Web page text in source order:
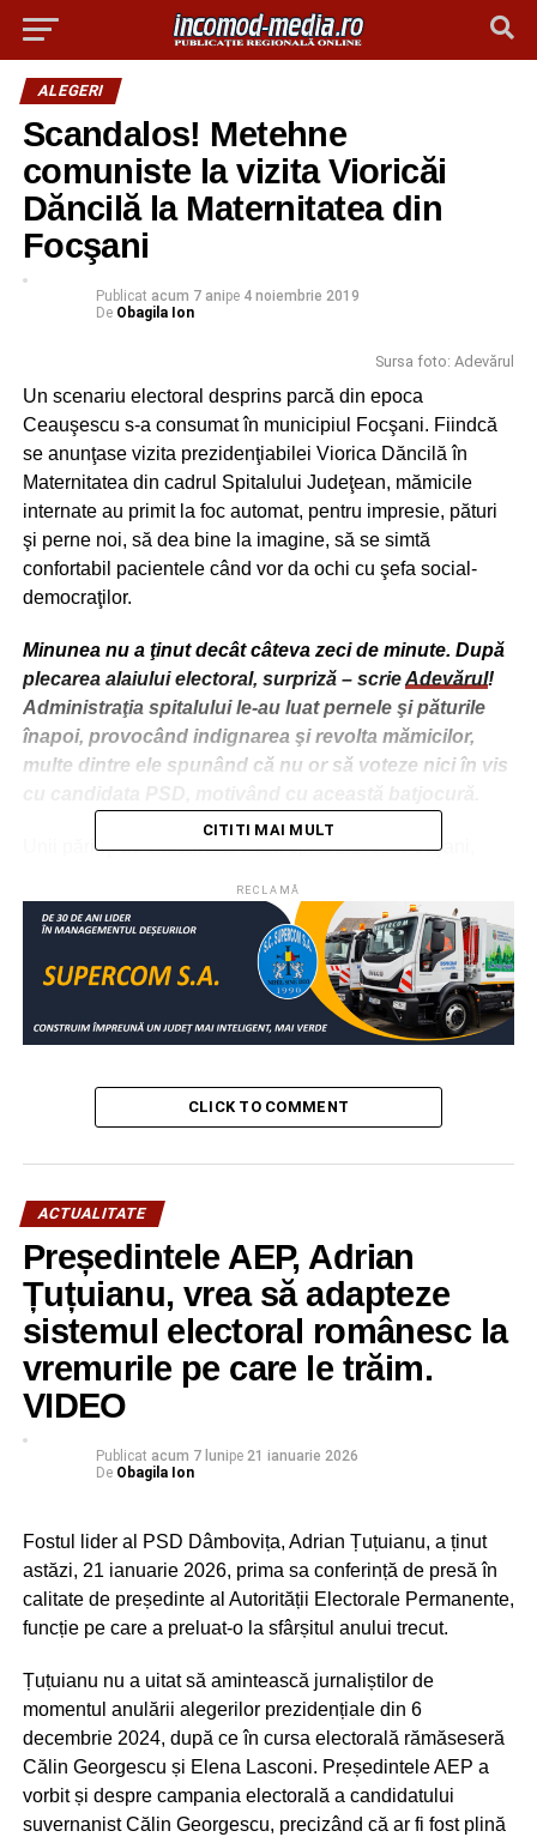
ALEGERI
Scandalos! Metehne
comuniste la vizita Vioricăi
Dăncilă la Maternitatea din
Focşani
Publicat acum 7 anipe 4 noiembrie 2019
De Obagila Ion
Sursa foto: Adevărul
Un scenariu electoral desprins parcă din epoca
Ceauşescu s-a consumat în municipiul Focşani. Fiindcă
se anunţase vizita prezidenţiabilei Viorica Dăncilă în
Maternitatea din cadrul Spitalului Judeţean, mămicile
internate au primit la foc automat, pentru impresie, pături
şi perne noi, să dea bine la imagine, să se simtă
confortabil pacientele când vor da ochi cu şefa social-
democraţilor.
Minunea nu a ţinut decât câteva zeci de minute. După
plecarea alaiului electoral, surpriză – scrieAdevărul!
Administraţia spitalului le-au luat pernele şi păturile
înapoi, provocând indignarea şi revolta mămicilor,
multe dintre ele spunând că nu or să voteze nici în vis
Unii părinţi au criticat mai marii spitalului din Focşani,
Dăncilă şi ministtrei Sorina Pintea să intre în secţia
Neonatologie şi să îi ia în braţe pe bebeluşi, asta în
condiţiile în care tăticilor acestor micuţi nu li se dă voie
nici măcar în uşa salonului!
VIORICA DĂNCILĂ
Programul candidatului Theodor Paleologu (PMP)
NU RATAȚI
Theodor Paleologu, candidat PMP: Campania
electorală este bruiată de marele blat Iohannis-
Dăncilă!
CITITI MAI MULT
RECLAMĂ
CLICK TO COMMENT
ACTUALITATE
Președintele AEP, Adrian
Țuțuianu, vrea să adapteze
sistemul electoral românesc la
vremurile pe care le trăim.
VIDEO
Publicat acum 7 lunipe 21 ianuarie 2026
De Obagila Ion
Fostul lider al PSD Dâmbovița, Adrian Țuțuianu, a ținut
astăzi, 21 ianuarie 2026, prima sa conferință de presă în
calitate de președinte al Autorității Electorale Permanente,
funcție pe care a preluat-o la sfârșitul anului trecut.
Țuțuianu nu a uitat să amintească jurnaliștilor de
momentul anulării alegerilor prezidențiale din 6
decembrie 2024, după ce în cursa electorală rămăseseră
Călin Georgescu și Elena Lasconi. Președintele AEP a
vorbit și despre campania electorală a candidatului
suvernanist Călin Georgescu, precizând că ar fi fost plină